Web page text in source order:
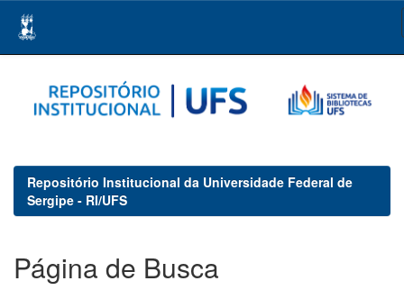
navigation
Repositório Institucional da Universidade Federal de
Sergipe - RI/UFS
Página de Busca